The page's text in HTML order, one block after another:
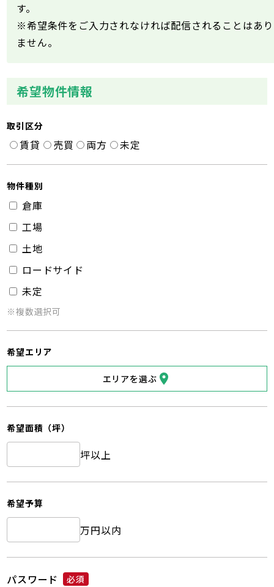
す。
※希望条件をご入力されなければ配信されることはあり
ません。
希望物件情報
取引区分
賃貸 売買 両方 未定
物件種別
倉庫
工場
土地
ロードサイド
未定
※複数選択可
希望エリア
エリアを選ぶ
希望面積（坪）
坪以上
希望予算
万円以内
パスワード 必須